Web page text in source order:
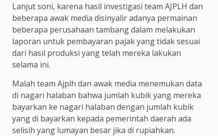
Lanjut soni, karena hasil investigasi team AJPLH dan
beberapa awak media disinyalir adanya permainan
beberapa perusahaan tambang dalam melakukan
laporan untuk pembayaran pajak yang tidak sesuai
dari hasil produksi yang telah mereka lakukan
selama ini.
Malah team Ajplh dan awak media menemukan data
di nagari halaban bahwa jumlah kubik yang mereka
bayarkan ke nagari halaban dengan jumlah kubik
yang di bayarkan kepada pemerintah daerah ada
selisih yang lumayan besar jika di rupiahkan.